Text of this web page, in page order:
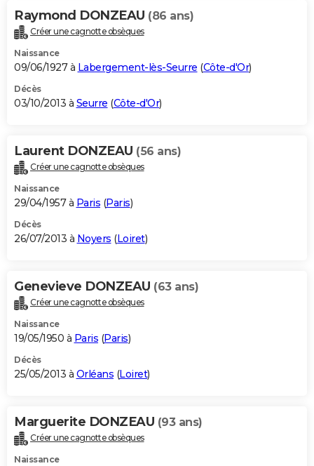
Raymond DONZEAU (86 ans)
Créer une cagnotte obsèques
Naissance
09/06/1927 à Labergement-lès-Seurre (Côte-d'Or)
Décès
03/10/2013 à Seurre (Côte-d'Or)
Laurent DONZEAU (56 ans)
Créer une cagnotte obsèques
Naissance
29/04/1957 à Paris (Paris)
Décès
26/07/2013 à Noyers (Loiret)
Genevieve DONZEAU (63 ans)
Créer une cagnotte obsèques
Naissance
19/05/1950 à Paris (Paris)
Décès
25/05/2013 à Orléans (Loiret)
Marguerite DONZEAU (93 ans)
Créer une cagnotte obsèques
Naissance